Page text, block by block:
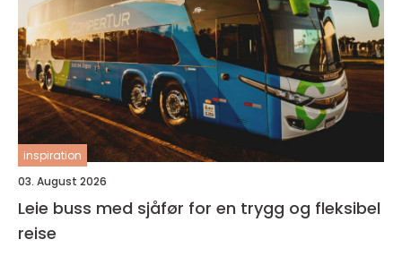
inspiration
03. August 2026
Leie buss med sjåfør for en trygg og fleksibel
reise